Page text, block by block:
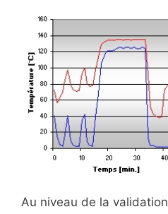
Au niveau de la validation